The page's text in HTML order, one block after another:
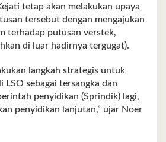
tetap akan melakukan upaya
tersebut dengan mengajukan
terhadap putusan verstek,
di luar hadirnya tergugat).
langkah strategis untuk
LSO sebagai tersangka dan
penyidikan (Sprindik) lagi,
penyidikan lanjutan,” ujar Noer